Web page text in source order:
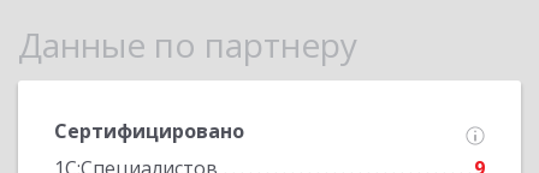
Данные по партнеру
Сертифицировано